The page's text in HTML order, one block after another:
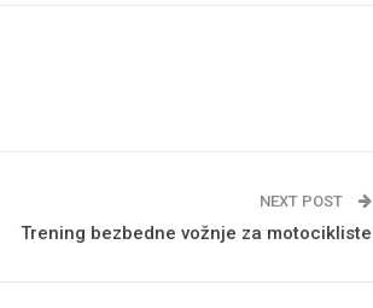
NEXT POST
Trening bezbedne vožnje za motocikliste